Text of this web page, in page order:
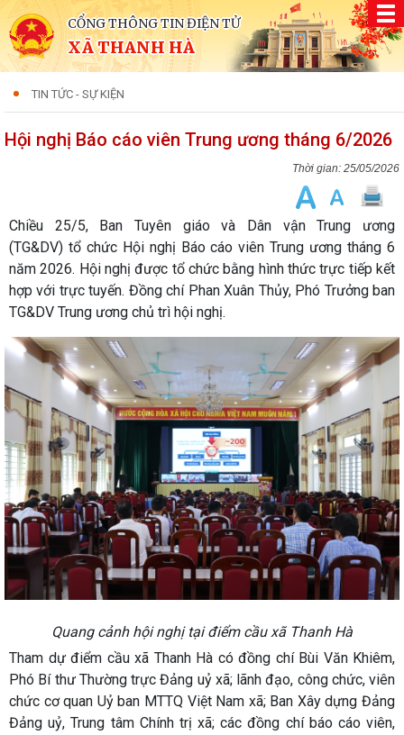
CỔNG THÔNG TIN ĐIỆN TỬ
XÃ THANH HÀ
TIN TỨC - SỰ KIỆN
Hội nghị Báo cáo viên Trung ương tháng 6/2026
25/05/2026
Chiều 25/5, Ban Tuyên giáo và Dân vận Trung ương
(TG&DV) tổ chức Hội nghị Báo cáo viên Trung ương tháng 6
năm 2026. Hội nghị được tổ chức bằng hình thức trực tiếp kết
hợp với trực tuyến. Đồng chí Phan Xuân Thủy, Phó Trưởng ban
TG&DV Trung ương chủ trì hội nghị.
Quang cảnh hội nghị tại điểm cầu xã Thanh Hà
Tham dự điểm cầu xã Thanh Hà có đồng chí Bùi Văn Khiêm,
Phó Bí thư Thường trực Đảng uỷ xã; lãnh đạo, công chức, viên
chức cơ quan Uỷ ban MTTQ Việt Nam xã; Ban Xây dựng Đảng
Đảng uỷ, Trung tâm Chính trị xã; các đồng chí báo cáo viên,